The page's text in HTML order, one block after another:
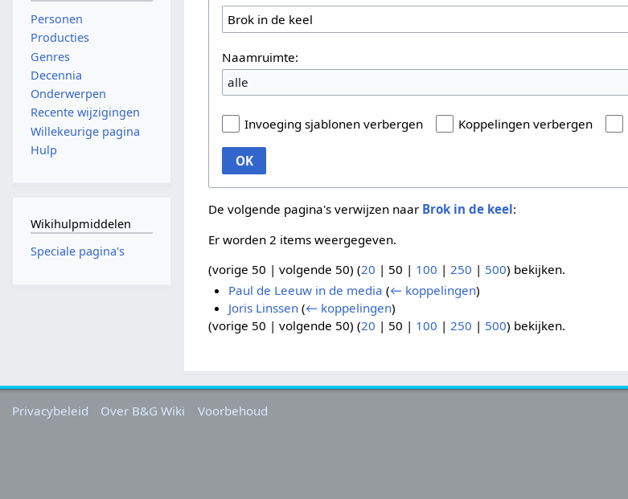
Naamruimte:
alle
Invoeging sjablonen verbergen Koppelingen verbergen
OK
De volgende pagina's verwijzen naar Brok in de keel:
Er worden 2 items weergegeven.
(vorige 50 |volgende 50) (20 | 50 | 100 | 250 | 500) bekijken.
Paul de Leeuw in de media (← koppelingen)
Joris Linssen (← koppelingen)
(vorige 50 |volgende 50) (20 | 50 | 100 |250 | 500) bekijken.
Personen
Producties
Genres
Decennia
Onderwerpen
Recente wijzigingen
Willekeurige pagina
Hulp
Wikihulpmiddelen
Speciale pagina's
Privacybeleid Over B&G Wiki Voorbehoud